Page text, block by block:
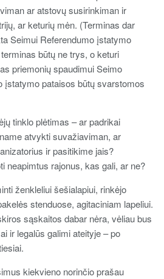
ar atstovų susirinkiman ir
ar keturių mėn. (Terminas dar
Seimui Referendumo įstatymo
būtų ne trys, o keturi
priemonių spaudimui Seimo
įstatymo pataisos būtų svarstomos
tinklo plėtimas – ar padrikai
atvykti suvažiaviman, ar
ir pasitikime jais?
neapimtus rajonus, kas gali, ar ne?
ženkleliui šešialapiui, rinkėjo
stenduose, agitaciniam lapeliui.
sąskaitos dabar nėra, vėliau bus
ir legalūs galimi ateityje – po
kiekvieno norinčio prašau